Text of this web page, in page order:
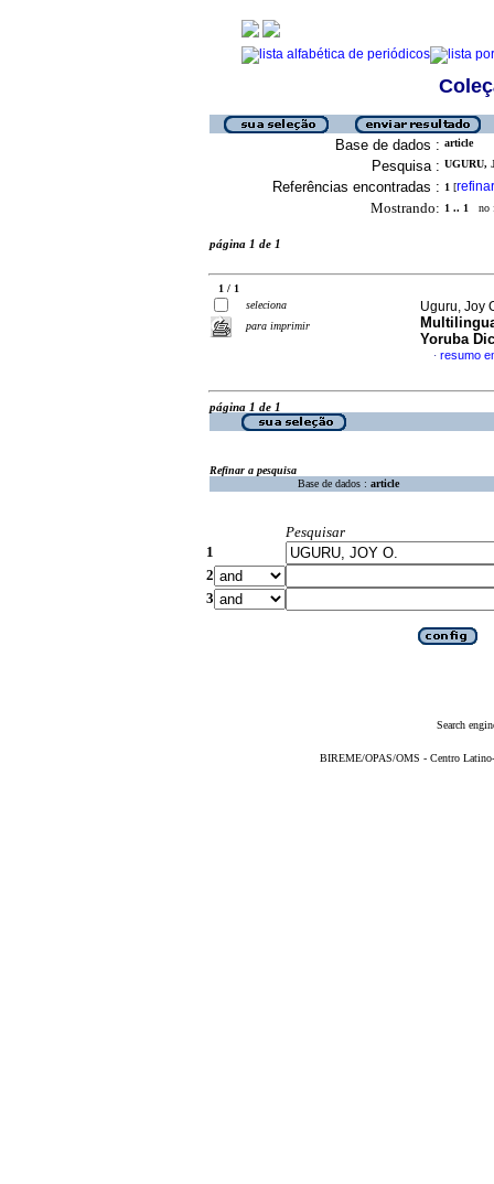
Base de dados : article
Pesquisa : UGURU,
Referências encontradas : 1 [refinar
Mostrando: 1 .. 1 no
página 1 de 1
1 / 1
seleciona
para imprimir
Uguru, Joy
Yoruba
· resumo
página 1 de 1
Refinar a pesquisa
Base de dados : article
Pesquisar
1
2
3
Search
BIREME/OPAS/OMS - Centro Latino-